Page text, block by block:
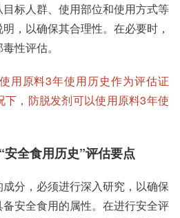
标人群、使用部位和使用方式等
，以确保其合理性。在必要时，
性评估。
用原料3年使用历史作为评估证
，防脱发剂可以使用原料3年使
全食用历史”评估要点
分，必须进行深入研究，以确保
安全食用的属性。在进行安全评